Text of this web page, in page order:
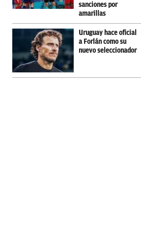
sanciones por
amarillas
Uruguay hace oficial
a Forlán como su
nuevo seleccionador